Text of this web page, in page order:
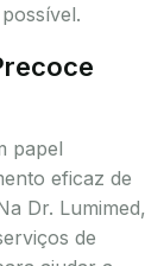
papel
eficaz de
Dr. Lumimed,
de